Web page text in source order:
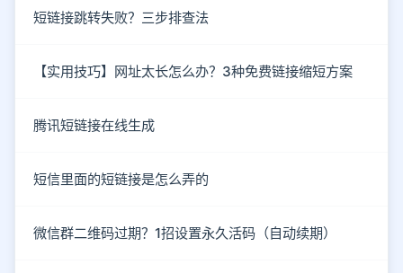
短链接跳转失败？三步排查法
【实用技巧】网址太长怎么办？3种免费链接缩短方案
腾讯短链接在线生成
短信里面的短链接是怎么弄的
微信群二维码过期？1招设置永久活码（自动续期）